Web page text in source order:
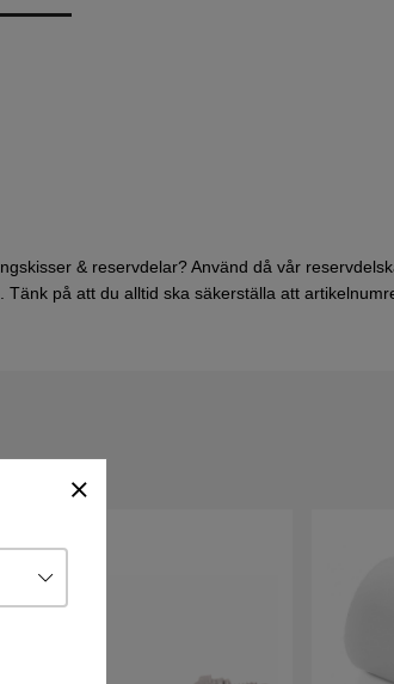
& reservdelar? Använd då vår
Tänk på att du alltid ska säkerställa att